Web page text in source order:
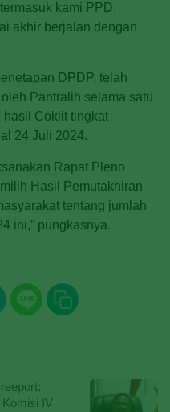
kami PPD.
akhir berjalan dengan
DPDP, telah
Pantralih selama satu
hasil Coklit tingkat
24 Juli 2024.
Rapat Pleno
Hasil Pemutakhiran
tentang jumlah
ini,” pungkasnya.
Komisi IV